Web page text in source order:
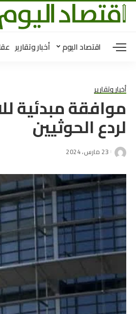
اقتصاد اليوم أخبار وتقارير
أخبار وتقارير
موافقة مبدئية
لردع الحوثيين
23 مارس، 2024